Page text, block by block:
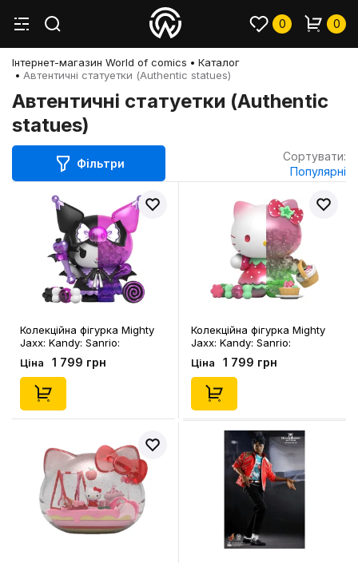
0 0
Інтернет-магазин World of comics
Каталог
Автентичні статуетки (Authentic statues)
Автентичні статуетки (Authentic
statues)
Фільтри
Сортувати:
Популярні
Колекційна фігурка Mighty
Jaxx: Kandy: Sanrio:
Seasonal Sweets: Spooky
Fun Series: Kuromi, (76382)
Ціна 1 799 грн
Колекційна фігурка Mighty
Jaxx: Kandy: Sanrio:
Seasonal Sweets: Floral
Daydream Series: Hello Kitty,
(76381)
Ціна 1 799 грн